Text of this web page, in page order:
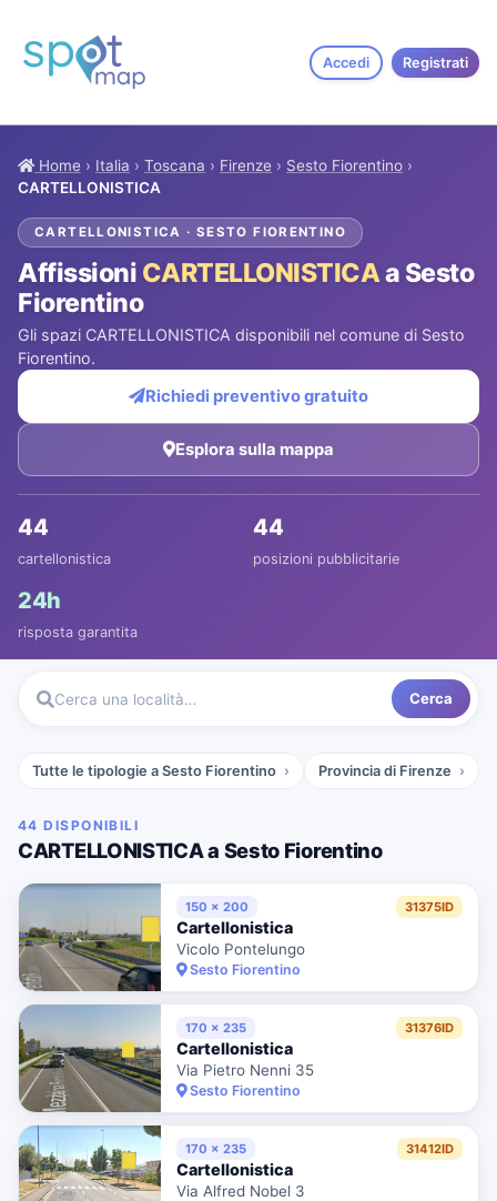
Accedi Registrati
Home › Italia › Toscana › Firenze › Sesto Fiorentino ›
CARTELLONISTICA
CARTELLONISTICA · SESTO FIORENTINO
Affissioni CARTELLONISTICAa Sesto
Fiorentino
Gli spazi CARTELLONISTICA disponibili nel comune di Sesto
Fiorentino.
Richiedi preventivo gratuito
Esplora sulla mappa
44
cartellonistica
44
posizioni pubblicitarie
24h
risposta garantita
Cerca una località… Cerca
Tutte le tipologie a Sesto Fiorentino Provincia di Firenze
44 DISPONIBILI
CARTELLONISTICA a Sesto Fiorentino
150 x 200 31375ID
Cartellonistica
Vicolo Pontelungo
Sesto Fiorentino
170 x 235 31376ID
Cartellonistica
Via Pietro Nenni 35
Sesto Fiorentino
170 x 235 31412ID
Cartellonistica
Via Alfred Nobel 3